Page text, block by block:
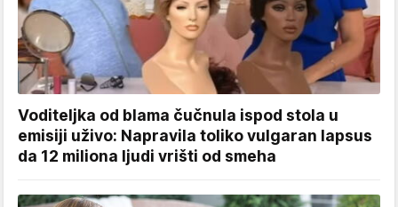
Voditeljka od blama čučnula ispod stola u
emisiji uživo: Napravila toliko vulgaran lapsus
da 12 miliona ljudi vrišti od smeha